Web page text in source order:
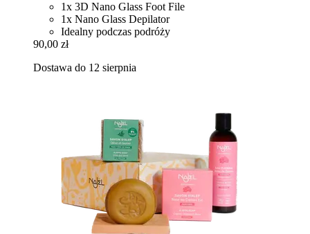
1x 3D Nano Glass Foot File
1x Nano Glass Depilator
Idealny podczas podróży
90,00 zł
Dostawa do 12 sierpnia